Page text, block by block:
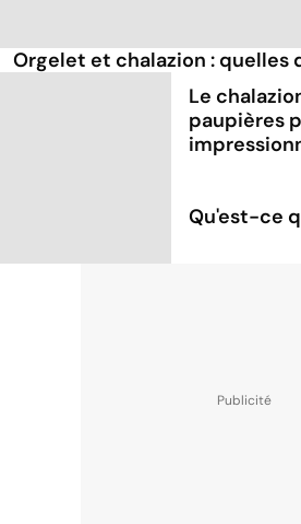
Orgelet et chalazion : quelles
Le
paupières
Qu'est-ce